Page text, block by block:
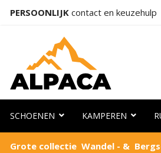
PERSOONLIJK contact en keuzehulp
SCHOENEN KAMPEREN
Grote collectie Wandel - &